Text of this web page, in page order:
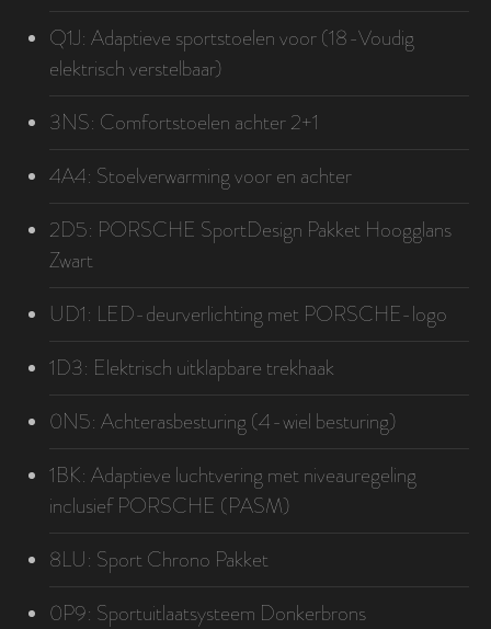
Q1J: Adaptieve sportstoelen voor (18-Voudig
elektrisch verstelbaar)
3NS: Comfortstoelen achter 2+1
4A4: Stoelverwarming voor en achter
2D5: PORSCHE SportDesign Pakket Hoogglans
Zwart
UD1: LED-deurverlichting met PORSCHE-logo
1D3: Elektrisch uitklapbare trekhaak
0N5: Achterasbesturing (4-wiel besturing)
1BK: Adaptieve luchtvering met niveauregeling
inclusief PORSCHE (PASM)
8LU: Sport Chrono Pakket
0P9: Sportuitlaatsysteem Donkerbrons